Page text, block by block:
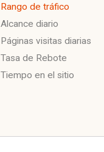
Rango de tráfico
Alcance diario
Páginas visitas diarias
Tasa de Rebote
Tiempo en el sitio